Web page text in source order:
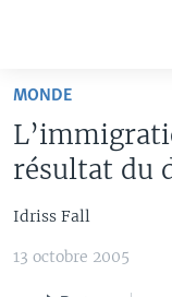
Retour
navigation
Retour
AFRIQUE
TV
Apprenez L'anglais
MONDE
résultat du
Idriss Fall
13 octobre 2005